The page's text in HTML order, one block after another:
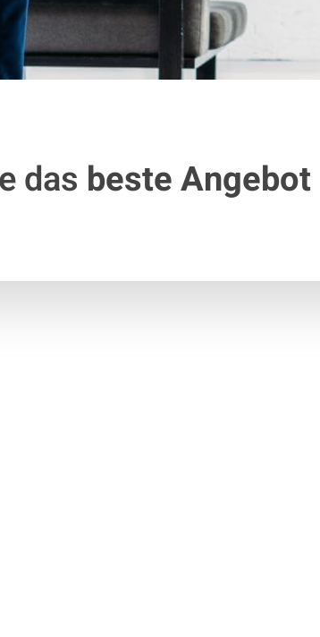
das beste Angebot